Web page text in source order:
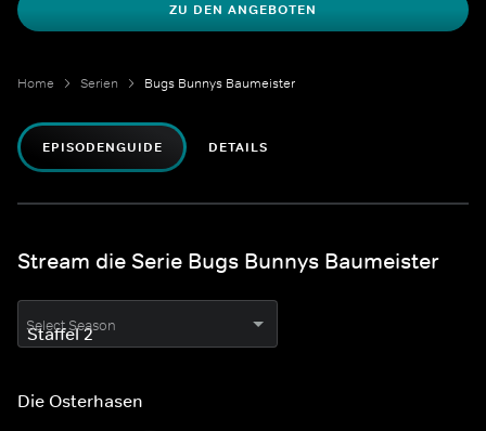
ZU DEN ANGEBOTEN
Home Serien Bugs Bunnys Baumeister
EPISODENGUIDE DETAILS
Stream die Serie Bugs Bunnys Baumeister
Select Season
Die Osterhasen